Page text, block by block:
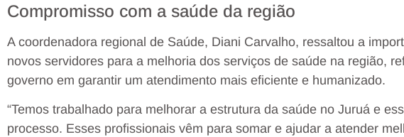
Compromisso com a saúde da região
A coordenadora regional de Saúde, Diani Carvalho, ressaltou a
novos servidores para a melhoria dos serviços de saúde na região,
governo em garantir um atendimento mais eficiente e humanizado.
“Temos trabalhado para melhorar a estrutura da saúde no Juruá e
processo. Esses profissionais vêm para somar e ajudar a atender